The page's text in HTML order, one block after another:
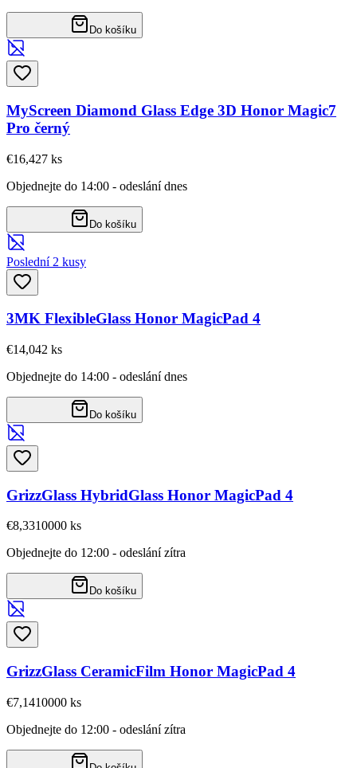
Do košíku
MyScreen Diamond Glass Edge 3D Honor Magic7
Pro černý
€16,427 ks
Objednejte do 14:00 - odeslání dnes
Do košíku
Poslední 2 kusy
3MK FlexibleGlass Honor MagicPad 4
€14,042 ks
Objednejte do 14:00 - odeslání dnes
Do košíku
GrizzGlass HybridGlass Honor MagicPad 4
€8,3310000 ks
Objednejte do 12:00 - odeslání zítra
Do košíku
GrizzGlass CeramicFilm Honor MagicPad 4
€7,1410000 ks
Objednejte do 12:00 - odeslání zítra